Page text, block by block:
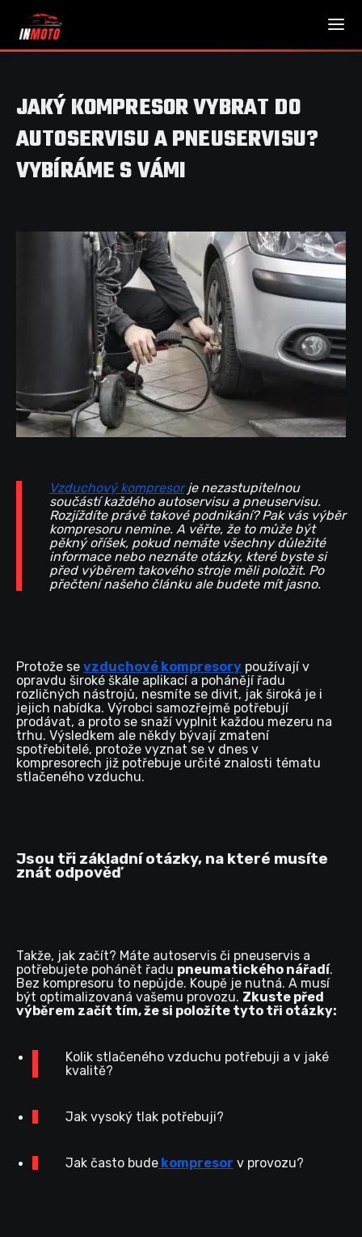
JAKÝ KOMPRESOR VYBRAT DO
AUTOSERVISU A PNEUSERVISU?
VYBÍRÁME S VÁMI
Vzduchový kompresorje nezastupitelnou
součástí každého autoservisu a pneuservisu.
Rozjíždíte právě takové podnikání? Pak vás výběr
kompresoru nemine. A věřte, že to může být
pěkný oříšek, pokud nemáte všechny důležité
informace nebo neznáte otázky, které byste si
před výběrem takového stroje měli položit. Po
přečtení našeho článku ale budete mít jasno.
Protože se vzduchové kompresory používají v
opravdu široké škále aplikací a pohánějí řadu
rozličných nástrojů, nesmíte se divit, jak široká je i
jejich nabídka. Výrobci samozřejmě potřebují
prodávat, a proto se snaží vyplnit každou mezeru na
trhu. Výsledkem ale někdy bývají zmatení
spotřebitelé, protože vyznat se v dnes v
kompresorech již potřebuje určité znalosti tématu
stlačeného vzduchu.
Jsou tři základní otázky, na které musíte
znát odpověď
Takže, jak začít? Máte autoservis či pneuservis a
potřebujete pohánět řadu pneumatického nářadí.
Bez kompresoru to nepůjde. Koupě je nutná. A musí
být optimalizovaná vašemu provozu. Zkuste před
výběrem začít tím, že si položíte tyto tři otázky:
Kolik stlačeného vzduchu potřebuji a v jaké
kvalitě?
Jak vysoký tlak potřebuji?
Jak často bude kompresor v provozu?